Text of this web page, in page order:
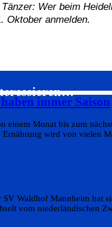
Wer beim
Oktober anmelden.
immer Saison
einem Monat bis zum
Ernährung wird von vielen
Waldhof Mannheim hat
vom niederländischen